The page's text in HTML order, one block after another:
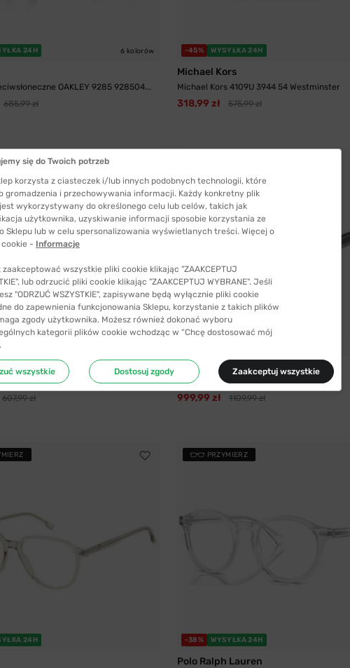
24H 6 kolorów
OAKLEY 9285 928504...
685,99 zł
-45% WYSYŁKA 24H
Michael Kors
Michael Kors 4109U 3944 54 Westminster
318,99 zł 575,99 zł
24H
Ray Ban® 4459D...
607,99 zł
David Beckham
David Beckham 7125 B59 47
999,99 zł 1109,99 zł
24H
PRZYMIERZ
-38% WYSYŁKA 24H
Polo Ralph Lauren
się do Twoich potrzeb
korzysta z ciasteczek i/lub innych podobnych technologii, które
gromadzenia i przechowywania informacji. Każdy konkretny plik
wykorzystywany do określonego celu lub celów, takich jak
użytkownika, uzyskiwanie informacji sposobie korzystania ze
Sklepu lub w celu spersonalizowania wyświetlanych treści. Więcej o
- Informacje
zaakceptować wszystkie pliki cookie klikając "ZAAKCEPTUJ
lub odrzucić pliki cookie klikając "ZAAKCEPTUJ WYBRANE". Jeśli
"ODRZUĆ WSZYSTKIE", zapisywane będą wyłącznie pliki cookie
do zapewnienia funkcjonowania Sklepu, korzystanie z takich plików
zgody użytkownika. Możesz również dokonać wyboru
kategorii plików cookie wchodząc w “Chcę dostosować mój
wszystkie Dostosuj zgody Zaakceptuj wszystkie